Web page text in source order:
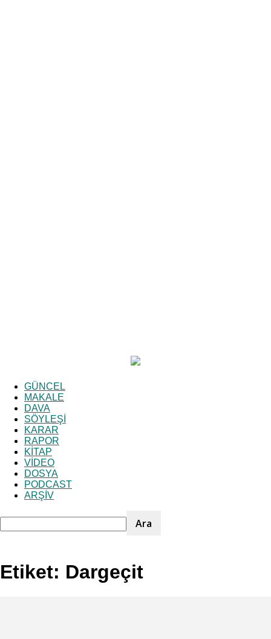
GÜNCEL
MAKALE
DAVA
SÖYLEŞİ
KARAR
RAPOR
KİTAP
VİDEO
DOSYA
PODCAST
ARŞİV
Etiket: Dargeçit